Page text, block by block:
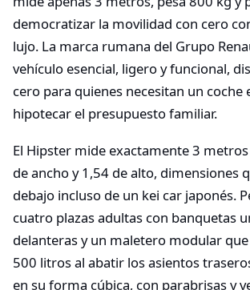
democratizar la movilidad con cero
lujo. La marca rumana del Grupo
vehículo esencial, ligero y funcional,
cero para quienes necesitan un coche
hipotecar el presupuesto familiar.
El Hipster mide exactamente 3
de ancho y 1,54 de alto, dimensiones
debajo incluso de un kei car japonés.
cuatro plazas adultas con banquetas
delanteras y un maletero modular que
500 litros al abatir los asientos
en su forma cúbica, con parabrisas y